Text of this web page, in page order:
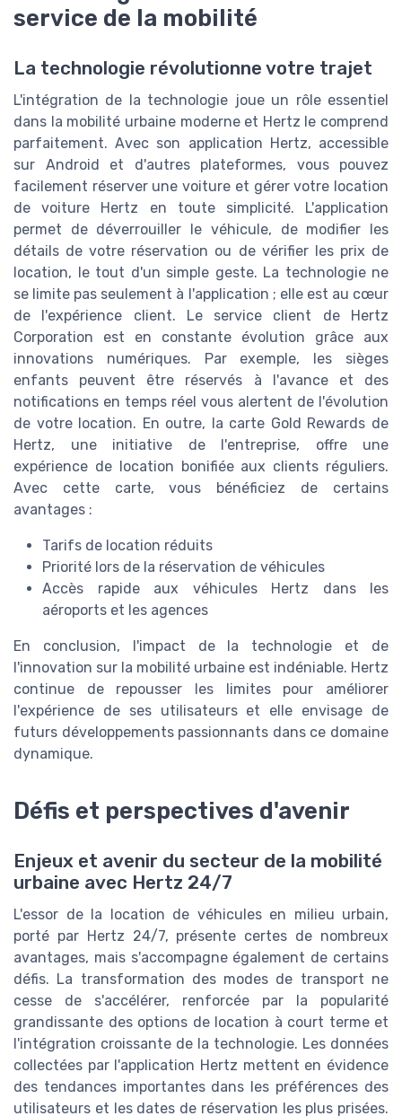
service de la mobilité
La technologie révolutionne votre trajet
L'intégration de la technologie joue un rôle essentiel
dans la mobilité urbaine moderne et Hertz le comprend
parfaitement. Avec son application Hertz, accessible
sur Android et d'autres plateformes, vous pouvez
facilement réserver une voiture et gérer votre location
de voiture Hertz en toute simplicité. L'application
permet de déverrouiller le véhicule, de modifier les
détails de votre réservation ou de vérifier les prix de
location, le tout d'un simple geste. La technologie ne
se limite pas seulement à l'application ; elle est au cœur
de l'expérience client. Le service client de Hertz
Corporation est en constante évolution grâce aux
innovations numériques. Par exemple, les sièges
enfants peuvent être réservés à l'avance et des
notifications en temps réel vous alertent de l'évolution
de votre location. En outre, la carte Gold Rewards de
Hertz, une initiative de l'entreprise, offre une
expérience de location bonifiée aux clients réguliers.
Avec cette carte, vous bénéficiez de certains
avantages :
Tarifs de location réduits
Priorité lors de la réservation de véhicules
Accès rapide aux véhicules Hertz dans les
aéroports et les agences
En conclusion, l'impact de la technologie et de
l'innovation sur la mobilité urbaine est indéniable. Hertz
continue de repousser les limites pour améliorer
l'expérience de ses utilisateurs et elle envisage de
futurs développements passionnants dans ce domaine
dynamique.
Défis et perspectives d'avenir
Enjeux et avenir du secteur de la mobilité
urbaine avec Hertz 24/7
L'essor de la location de véhicules en milieu urbain,
porté par Hertz 24/7, présente certes de nombreux
avantages, mais s'accompagne également de certains
défis. La transformation des modes de transport ne
cesse de s'accélérer, renforcée par la popularité
grandissante des options de location à court terme et
l'intégration croissante de la technologie. Les données
collectées par l'application Hertz mettent en évidence
des tendances importantes dans les préférences des
utilisateurs et les dates de réservation les plus prisées.